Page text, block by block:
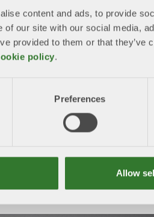
content and ads, to provide
of our site with our social media,
provided to them or that
policy.
Preferences
Allow
inspiration från skogsindustrin.